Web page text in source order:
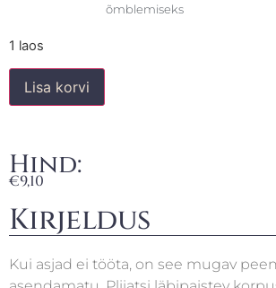
õmblemiseks
1 laos
Lisa korvi
Hind:
€9,10
Kirjeldus
Kui asjad ei tööta, on see mugav